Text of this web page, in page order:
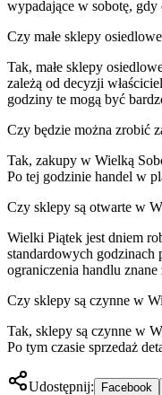
wypadające w sobotę,
Czy małe sklepy
Tak, małe sklepy
zależą od decyzji
godziny te mogą być
Czy będzie można zrobić
Tak, zakupy w Wielką
Po tej godzinie handel w
Czy sklepy są otwarte w
Wielki Piątek jest dniem
standardowych
ograniczenia handlu znane
Czy sklepy są czynne w
Tak, sklepy są czynne w
Po tym czasie sprzedaż
Udostępnij: Facebook